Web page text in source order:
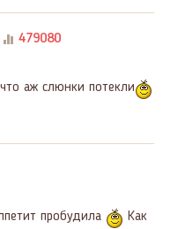
479080
аж слюнки потекли
пробудила
Как